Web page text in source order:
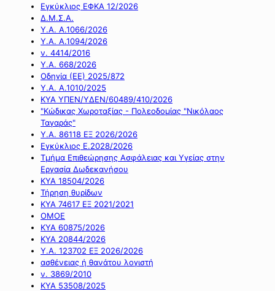
Εγκύκλιος ΕΦΚΑ 12/2026
Δ.Μ.Σ.Α.
Υ.Α. Α.1066/2026
Υ.Α. Α.1094/2026
ν. 4414/2016
Y.A. 668/2026
Οδηγία (ΕΕ) 2025/872
Υ.Α. Α.1010/2025
ΚΥΑ ΥΠΕΝ/ΥΔΕΝ/60489/410/2026
"Κώδικας Χωροταξίας - Πολεοδομίας "Νικόλαος
Ταγαράς"
Υ.Α. 86118 ΕΞ 2026/2026
Εγκύκλιος Ε.2028/2026
Τμήμα Επιθεώρησης Ασφάλειας και Υγείας στην
Εργασία Δωδεκανήσου
ΚΥΑ 18504/2026
Τήρηση θυρίδων
ΚΥΑ 74617 ΕΞ 2021/2021
ΟΜΟΕ
ΚΥΑ 60875/2026
ΚΥΑ 20844/2026
Υ.Α. 123702 ΕΞ 2026/2026
ασθένειας ή θανάτου λογιστή
ν. 3869/2010
ΚΥΑ 53508/2025